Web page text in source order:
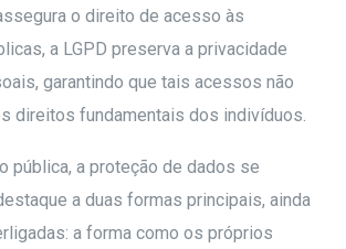
o direito de acesso às
a LGPD preserva a privacidade
garantindo que tais acessos não
direitos fundamentais dos indivíduos.
pública, a proteção de dados se
a duas formas principais, ainda
a forma como os próprios